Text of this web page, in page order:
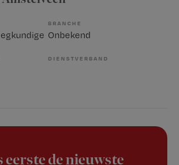
BRANCHE
Onbekend
DIENSTVERBAND
eerste de nieuwste